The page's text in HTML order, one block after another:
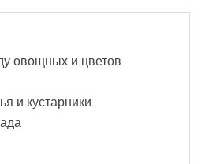
овощных и цветов
и кустарники